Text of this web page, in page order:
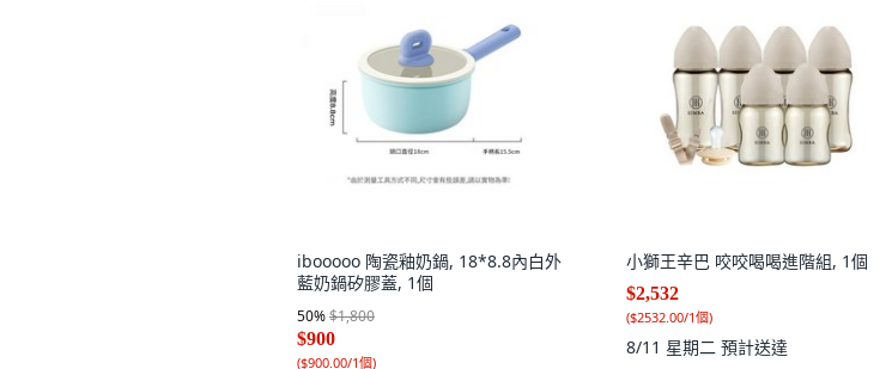
ibooooo 陶瓷釉奶鍋, 18*8.8內白外
藍奶鍋矽膠蓋, 1個
50%$1,800
$900
($900.00/1個)
小獅王辛巴 咬咬喝喝進階組, 1個
$2,532
($2532.00/1個)
8/11 星期二 預計送達